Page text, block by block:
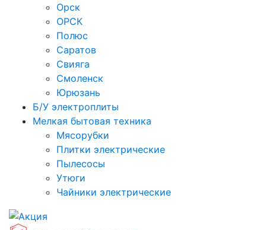
Орск
ОРСК
Полюс
Саратов
Свияга
Смоленск
Юрюзань
Б/У электроплиты
Мелкая бытовая техника
Мясорубки
Плитки электрические
Пылесосы
Утюги
Чайники электрические